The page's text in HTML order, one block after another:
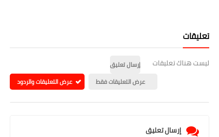
تعليقات
ليست هناك تعليقات
إرسال تعليق
عرض التعليقات فقط
عرض التعليقات والردود
إرسال تعليق